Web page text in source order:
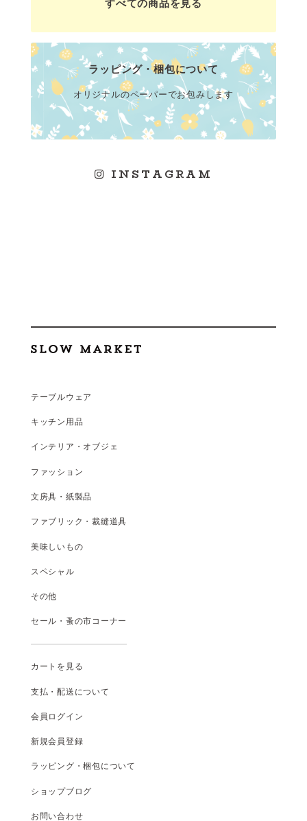
すべての商品を見る
ラッピング・梱包について
オリジナルのペーパーでお包みします
INSTAGRAM
テーブルウェア
キッチン用品
インテリア・オブジェ
ファッション
文房具・紙製品
ファブリック・裁縫道具
美味しいもの
スペシャル
その他
セール・蚤の市コーナー
カートを見る
支払 ・配送について
会員ログイン
新規会員登録
ラッピング・梱包について
ショップブログ
お問い合わせ